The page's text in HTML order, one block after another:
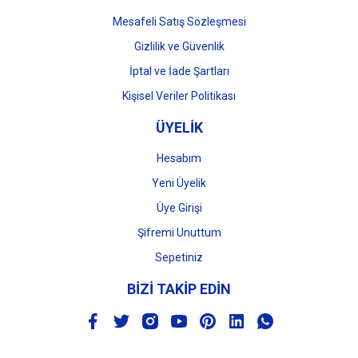
Mesafeli Satış Sözleşmesi
Gizlilik ve Güvenlik
İptal ve İade Şartları
Kişisel Veriler Politikası
ÜYELİK
Hesabım
Yeni Üyelik
Üye Girişi
Şifremi Unuttum
Sepetiniz
BİZİ TAKİP EDİN